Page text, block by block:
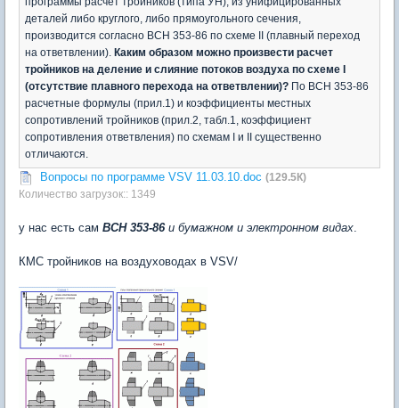
деталей либо круглого, либо прямоугольного сечения,
производится согласно ВСН 353-86 по схеме II (плавный переход
на ответвлении).
Каким образом можно произвести расчет
тройников на деление и слияние потоков воздуха по схеме
(отсутствие плавного перехода на ответвлении)? По ВСН 353-86
расчетные формулы (прил.1) и коэффициенты местных
сопротивлений тройников (прил.2, табл.1, коэффициент
сопротивления ответвления) по схемам I и II существенно
отличаются.
Вопросы по программе VSV 11.03.10.doc (129.5К)
Количество загрузок:: 1349
у нас есть сам ВСН 353-86и бумажном и электронном видах.
КМС тройников на воздуховодах в VSV/